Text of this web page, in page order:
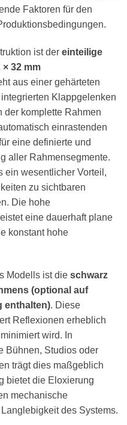
Faktoren für den
ist der einteilige
32 mm
aus einer gehärteten
Klappgelenken
der komplette Rahmen
einrastenden
eine definierte und
aller Rahmensegmente.
ein wesentlicher Vorteil,
zu sichtbaren
Die hohe
eine dauerhaft plane
konstant hohe
Modells ist die schwarz
(optional auf
enthalten). Diese
Reflexionen erheblich
wird. In
Bühnen, Studios oder
trägt dies maßgeblich
bietet die Eloxierung
mechanische
des Systems.